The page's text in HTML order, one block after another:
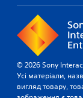
© 2026 Sony
Усі матеріали,
вигляд товару,